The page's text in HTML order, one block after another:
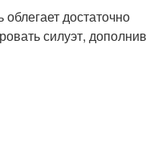
облегает достаточно
силуэт, дополнив